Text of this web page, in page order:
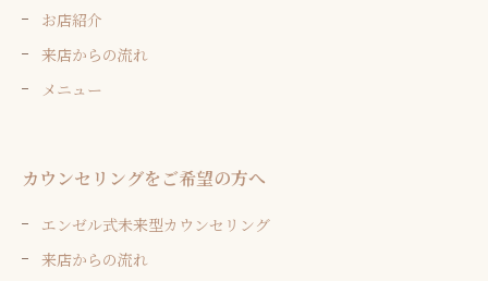
お店紹介
来店からの流れ
メニュー
カウンセリングをご希望の方へ
エンゼル式未来型カウンセリング
来店からの流れ